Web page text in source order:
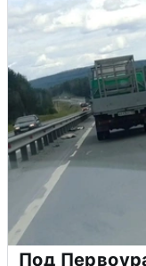
Под